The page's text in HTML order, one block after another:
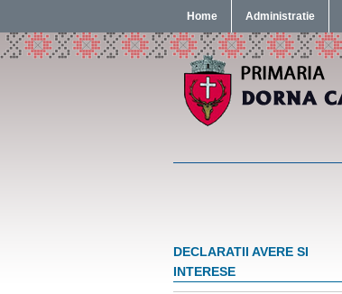
Home Administratie
DECLARATII AVERE SI
INTERESE